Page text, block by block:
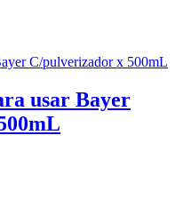
usar Bayer